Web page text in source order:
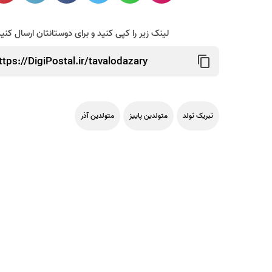
لینک زیر را کپی کنید و برای دوستانتان ارسال
تبریک تولد متولدین پاییز متولدین آذر